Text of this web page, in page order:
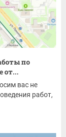
по
от...
вас не
работ,